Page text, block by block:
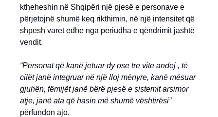
ktheheshin në Shqipëri një pjesë e personave e
përjetojnë shumë keq rikthimin, në një intensitet që
shpesh varet edhe nga periudha e qëndrimit jashtë
vendit.
“Personat që kanë jetuar dy ose tre vite andej , të
cilët janë integruar në një lloj mënyre, kanë mësuar
gjuhën, fëmijët janë bërë pjesë e sistemit arsimor
atje, janë ata që hasin më shumë vështirësi”
përfundon ajo.